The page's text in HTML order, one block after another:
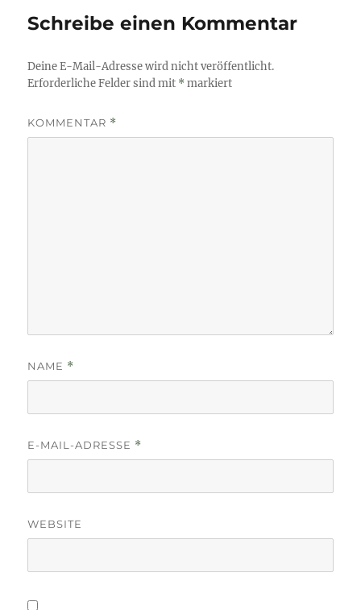
Schreibe einen Kommentar
Deine E-Mail-Adresse wird nicht veröffentlicht.
Erforderliche Felder sind mit *markiert
KOMMENTAR *
NAME *
E-MAIL-ADRESSE *
WEBSITE